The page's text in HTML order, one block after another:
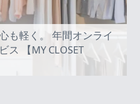
も軽く。 年間オンライ
ス 【MY CLOSET